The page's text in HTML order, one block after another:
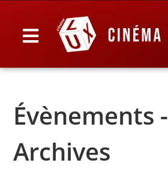
Évènements -
Archives